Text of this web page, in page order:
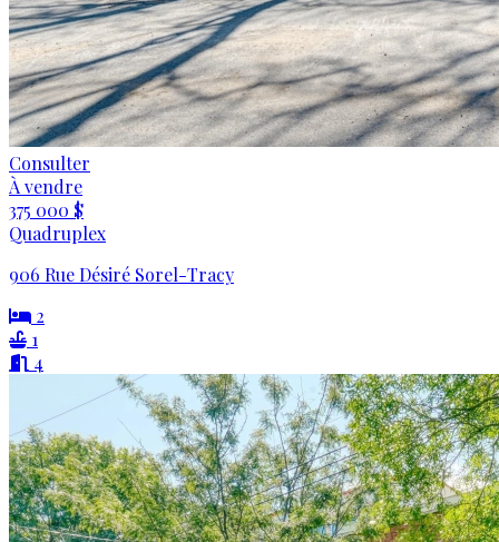
Consulter
À vendre
375 000 $
Quadruplex
906 Rue Désiré Sorel-Tracy
2
1
4